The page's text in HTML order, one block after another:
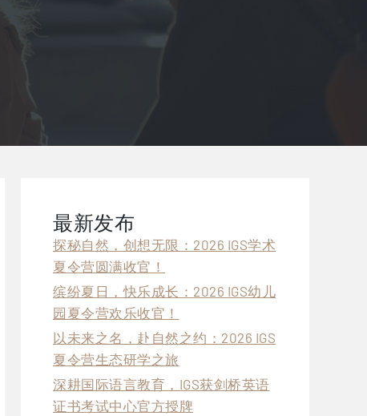
最新发布
探秘自然，创想无限：2026 IGS学术
夏令营圆满收官！
缤纷夏日，快乐成长：2026 IGS幼儿
园夏令营欢乐收官！
以未来之名，赴自然之约：2026 IGS
夏令营生态研学之旅
深耕国际语言教育，IGS获剑桥英语
证书考试中心官方授牌